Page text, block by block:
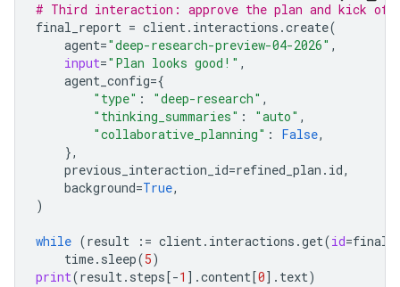
# Third interaction: approve the plan and kick off
final_report = client. interactions .create(
agent="deep-research-preview-04-2026" ,
input="Plan looks good!" ,
agent_config={
"type" : "deep-research" ,
"thinking_summaries" : "auto" ,
"collaborative_planning" : False,
},
previous_interaction_id=refined_plan . id,
background=True,
)
while (result := client. interactions .get(id=
time. sleep(5)
print(result. steps[-1 ] .content[0] . text)